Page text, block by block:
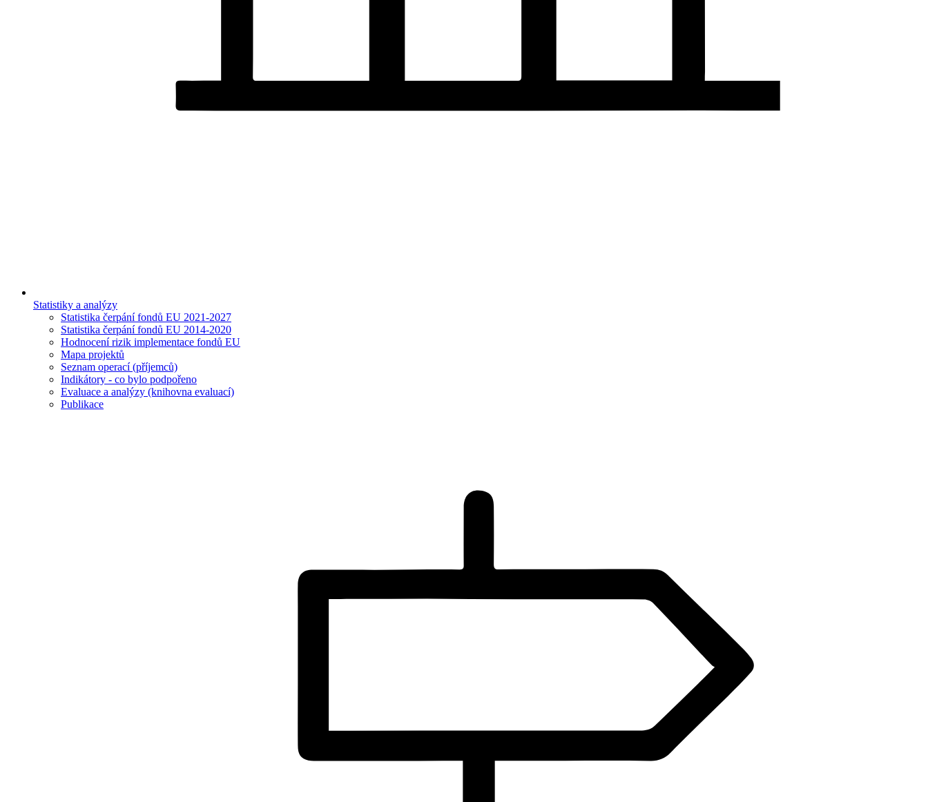
Statistiky a analýzy
Statistika čerpání fondů EU 2021-2027
Statistika čerpání fondů EU 2014-2020
Hodnocení rizik implementace fondů EU
Mapa projektů
Seznam operací (příjemců)
Indikátory - co bylo podpořeno
Evaluace a analýzy (knihovna evaluací)
Publikace